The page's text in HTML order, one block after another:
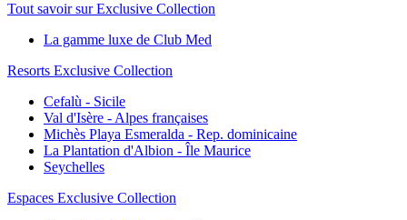
Tout savoir sur Exclusive Collection
La gamme luxe de Club Med
Resorts Exclusive Collection
Cefalù - Sicile
Val d'Isère - Alpes françaises
Michès Playa Esmeralda - Rep. dominicaine
La Plantation d'Albion - Île Maurice
Seychelles
Espaces Exclusive Collection